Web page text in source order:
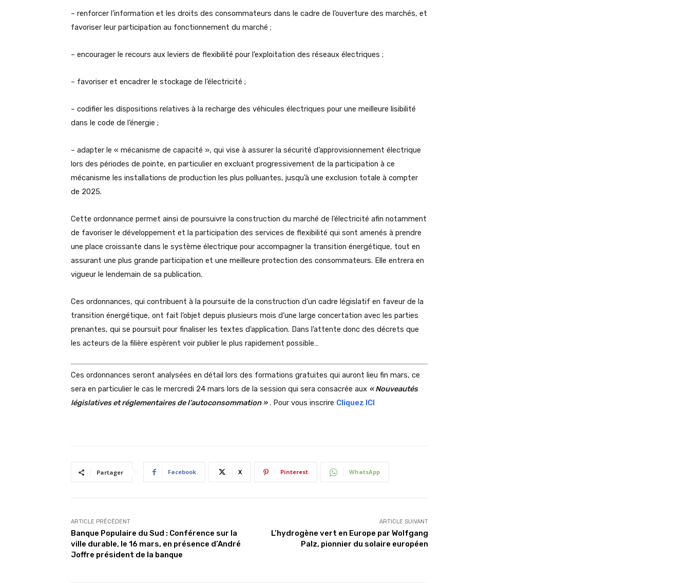
– renforcer l’information et les droits des consommateurs dans le cadre de l’ouverture des marchés, et
favoriser leur participation au fonctionnement du marché ;
– encourager le recours aux leviers de flexibilité pour l’exploitation des réseaux électriques ;
– favoriser et encadrer le stockage de l’électricité ;
– codifier les dispositions relatives à la recharge des véhicules électriques pour une meilleure lisibilité
dans le code de l’énergie ;
– adapter le « mécanisme de capacité », qui vise à assurer la sécurité d’approvisionnement électrique
lors des périodes de pointe, en particulier en excluant progressivement de la participation à ce
mécanisme les installations de production les plus polluantes, jusqu’à une exclusion totale à compter
de 2025.
Cette ordonnance permet ainsi de poursuivre la construction du marché de l’électricité afin notamment
de favoriser le développement et la participation des services de flexibilité qui sont amenés à prendre
une place croissante dans le système électrique pour accompagner la transition énergétique, tout en
assurant une plus grande participation et une meilleure protection des consommateurs. Elle entrera en
vigueur le lendemain de sa publication.
Ces ordonnances, qui contribuent à la poursuite de la construction d’un cadre législatif en faveur de la
transition énergétique, ont fait l’objet depuis plusieurs mois d’une large concertation avec les parties
prenantes, qui se poursuit pour finaliser les textes d’application. Dans l’attente donc des décrets que
les acteurs de la filière espèrent voir publier le plus rapidement possible…
Ces ordonnances seront analysées en détail lors des formations gratuites qui auront lieu fin mars, ce
sera en particulier le cas le mercredi 24 mars lors de la session qui sera consacrée aux « Nouveautés
législatives et réglementaires de l’autoconsommation ». Pour vous inscrire Cliquez ICI
Partager Facebook X Pinterest WhatsApp
ARTICLE PRÉCÉDENT
Banque Populaire du Sud : Conférence sur la
ville durable, le 16 mars, en présence d’André
Joffre président de la banque
ARTICLE SUIVANT
L’hydrogène vert en Europe par Wolfgang
Palz, pionnier du solaire européen